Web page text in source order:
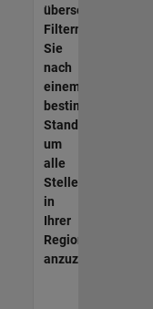
übersetzt.
Filtern
Sie
nach
einem
bestimmten
Standort,
um
alle
Stellenangebote
in
Ihrer
Region
anzuzeigen.